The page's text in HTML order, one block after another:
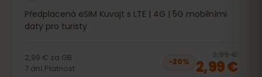
Předplacená eSIM Kuvajt s LTE | 4G | 5G mobilními
daty pro turisty
2,99 € za GB
7 dní Platnost
−20%
3,99 €
2,99 €